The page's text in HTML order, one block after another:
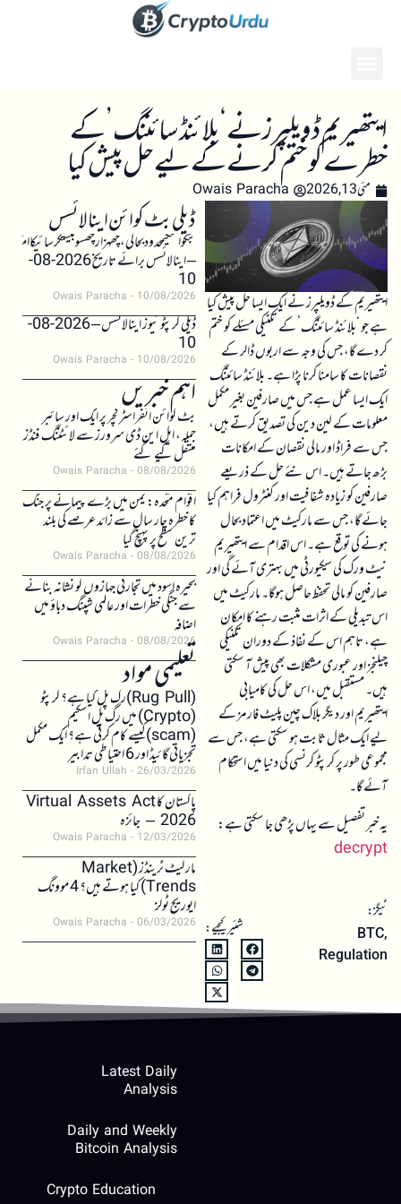
ایتھیریم ڈویلپرز نے ‘بلائنڈ سائننگ’ کے
خطرے کو ختم کرنے کے لیے حل پیش کیا
مئی 13, 2026 Owais Paracha
ایتھیریم کے ڈویلپرز نے ایک ایسا حل پیش کیا
ہے جو ‘بلائنڈ سائننگ’ کے تکنیکی مسئلے کو ختم
کر دے گا، جس کی وجہ سے اربوں ڈالر کے
نقصانات کا سامنا کرنا پڑا ہے۔ بلائنڈ سائننگ
ایک ایسا عمل ہے جس میں صارفین بغیر مکمل
معلومات کے لین دین کی تصدیق کرتے ہیں،
جس سے فراڈ اور مالی نقصان کے امکانات
بڑھ جاتے ہیں۔ اس نئے حل کے ذریعے
صارفین کو زیادہ شفافیت اور کنٹرول فراہم کیا
جائے گا، جس سے مارکیٹ میں اعتماد بحال
ہونے کی توقع ہے۔ اس اقدام سے ایتھیریم
نیٹ ورک کی سیکیورٹی میں بہتری آئے گی اور
صارفین کو مالی تحفظ حاصل ہوگا۔ مارکیٹ میں
اس تبدیلی کے اثرات مثبت رہنے کا امکان
ہے، تاہم اس کے نفاذ کے دوران تکنیکی
چیلنجز اور عبوری مشکلات بھی پیش آ سکتی
ہیں۔ مستقبل میں، اس حل کی کامیابی
ایتھیریم اور دیگر بلاک چین پلیٹ فارمز کے
لیے ایک مثال ثابت ہو سکتی ہے، جس سے
مجموعی طور پر کرپٹو کرنسی کی دنیا میں استحکام
آئے گا۔
یہ خبر تفصیل سے یہاں پڑھی جا سکتی ہے:
decrypt
ٹیگز:
BTC,
Regulation
شئیر کیجیے:
ڈیلی بٹ کوائن اینالائسس
بٹکوائنکیمحدودبحالی،چھہزارچھسوبیستکرسائیکاامکان
– اینالائسس برائے تاریخ 2026-08-
10
Owais Paracha 10/08/2026
ڈیلی کرپٹو نیوز اینالائسس – 2026-08-
10
Owais Paracha 10/08/2026
اہم خبریں
بٹ کوائن انفراسٹرکچر پر ایک اور سائبر
حملہ، ایل این ڈی سرورز سے لائٹننگ فنڈز
منتقل کیے گئے
Owais Paracha 08/08/2026
اقوام متحدہ: یمن میں بڑے پیمانے پر جنگ
کا خطرہ چار سال سے زائد عرصے کی بلند
ترین سطح پر پہنچ گیا
Owais Paracha 08/08/2026
بحیرہ اسود میں تجارتی جہازوں کو نشانہ بنانے
سے جنگی خطرات اور عالمی شپنگ دباؤ میں
اضافہ
Owais Paracha 08/08/2026
تعلیمی مواد(Rug Pull)رگ پل کیا ہے؟ کرپٹو
(Crypto) میں رگ پل اسکیم
(scam)کیسے کام کرتی ہے؟ ایک مکمل
تجزیاتی گائیڈ اور 6 احتیاطی تدابیر
Irfan Ullah 26/03/2026
پاکستان کا Virtual Assets Act
2026 – جائزہ
Owais Paracha 12/03/2026
مارکیٹ ٹرینڈز (Market
Trends) کیا ہوتے ہیں؟ 4 موونگ
ایوریج ٹولز
Owais Paracha 06/03/2026
Latest Daily
Analysis
Daily and Weekly
Bitcoin Analysis
Crypto Education